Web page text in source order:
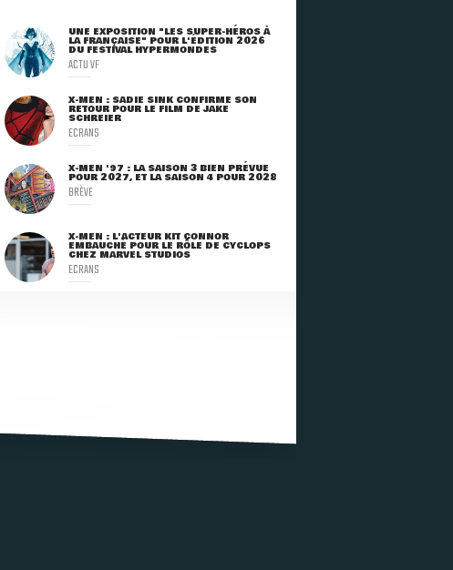
UNE EXPOSITION "LES SUPER-HÉROS À
LA FRANÇAISE" POUR L'ÉDITION 2026
DU FESTIVAL HYPERMONDES
ACTU VF
X-MEN : SADIE SINK CONFIRME SON
RETOUR POUR LE FILM DE JAKE
SCHREIER
ECRANS
X-MEN '97 : LA SAISON 3 BIEN PRÉVUE
POUR 2027, ET LA SAISON 4 POUR 2028
BRÈVE
X-MEN : L'ACTEUR KIT CONNOR
EMBAUCHÉ POUR LE RÔLE DE CYCLOPS
CHEZ MARVEL STUDIOS
ECRANS